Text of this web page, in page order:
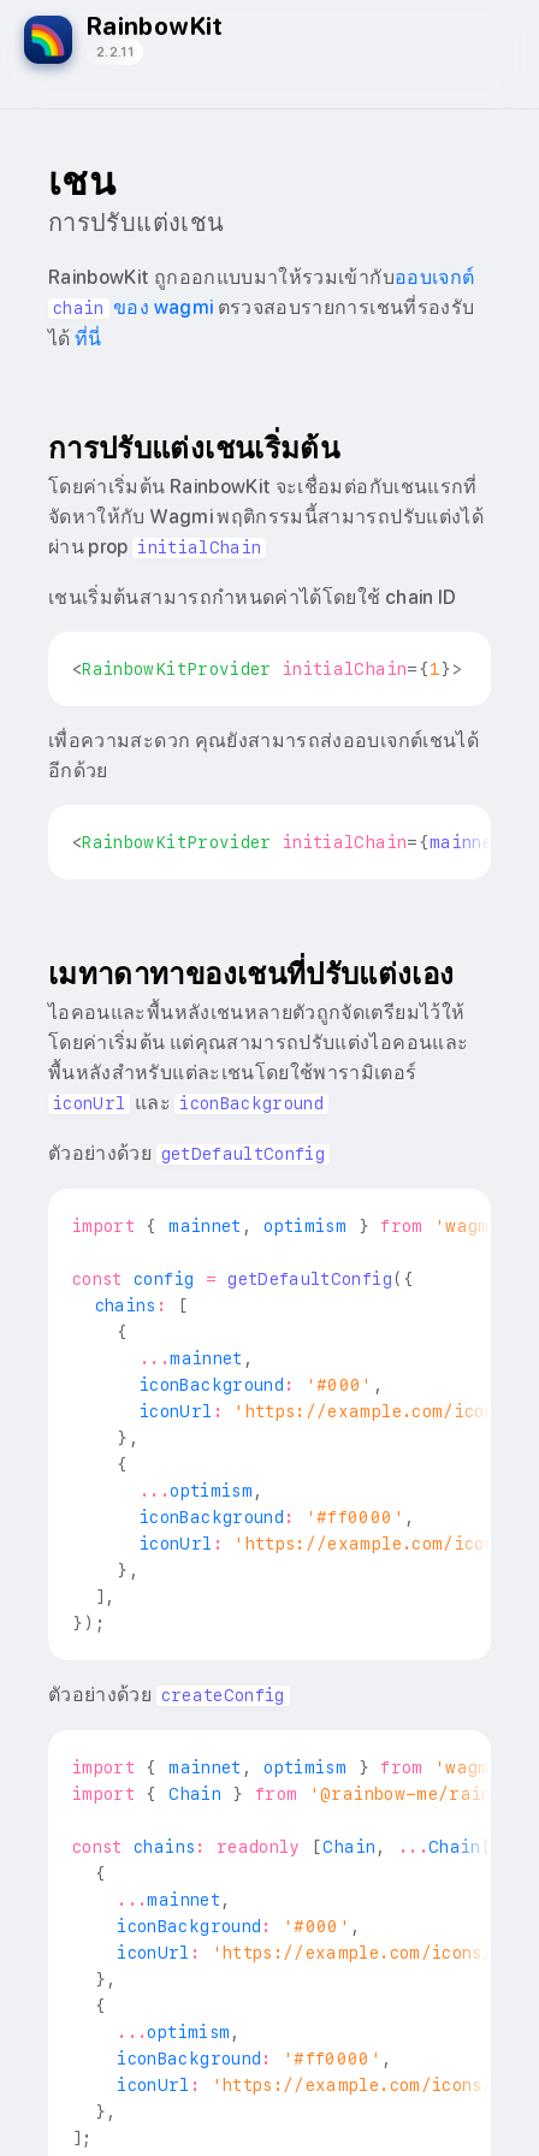
RainbowKit
2.2.11
เชน
การปรับแต่งเชน
RainbowKit ถูกออกแบบมาให้รวมเข้ากับออบเจกต์
chain ของ wagmi ตรวจสอบรายการเชนที่รองรับ
ได้ที่นี่
การปรับแต่งเชนเริ่มต้น
โดยค่าเริ่มต้น RainbowKit จะเชื่อมต่อกับเชนแรกที่
จัดหาให้กับ Wagmi พฤติกรรมนี้สามารถปรับแต่งได้
ผ่าน prop initialChain
เชนเริ่มต้นสามารถกำหนดค่าได้โดยใช้ chain ID
<RainbowKitProvider initialChain= {1}>
เพื่อความสะดวก คุณยังสามารถส่งออบเจกต์เชนได้
อีกด้วย
<RainbowKitProvider initialChain= {mainnet
เมทาดาทาของเชนที่ปรับแต่งเอง
ไอคอนและพื้นหลังเชนหลายตัวถูกจัดเตรียมไว้ให้
โดยค่าเริ่มต้น แต่คุณสามารถปรับแต่งไอคอนและ
พื้นหลังสำหรับแต่ละเชนโดยใช้พารามิเตอร์
iconUrl และ iconBackground
ตัวอย่างด้วย getDefaultConfig
import { mainnet , optimism } from 'wagmi/
const config = getDefaultConfig( {
  chains
:
[
{
...mainnet ,
      iconBackground
: '#000' ,
      iconUrl
:
'https://example.com/icons/
} ,
{
...optimism ,
      iconBackground
: '#ff0000' ,
      iconUrl
:
'https://example.com/icons/
} ,
] ,
} ) ;
ตัวอย่างด้วย createConfig
import { mainnet , optimism } from
'wagmi/
import
{ Chain } from '@rainbow-me/
const chains : readonly [Chain , ...Chain
{
...mainnet ,
    iconBackground
: '#000' ,
    iconUrl
:
'https://example.com/icons/
} ,
{
...optimism ,
    iconBackground
: '#ff0000' ,
    iconUrl
:
'https://example.com/icons/
} ,
] ;